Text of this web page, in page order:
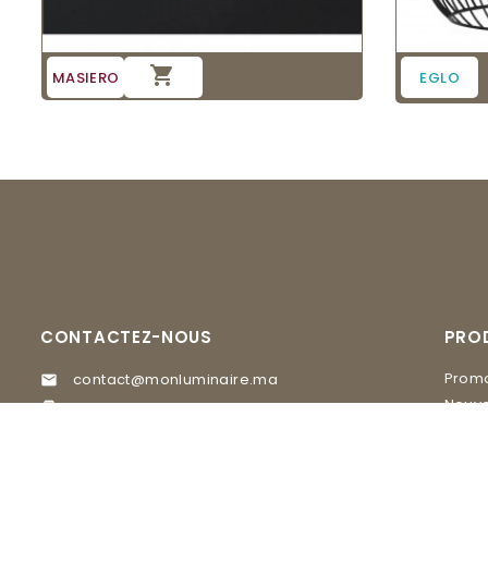
MASIERO  EGLO
CONTACTEZ-NOUS
 contact@monluminaire.ma

05 37 67 02 62